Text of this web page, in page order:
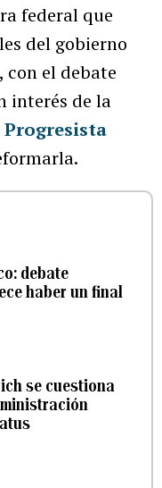
federal que
del gobierno
con el debate
interés de la
debate
haber un final
se cuestiona